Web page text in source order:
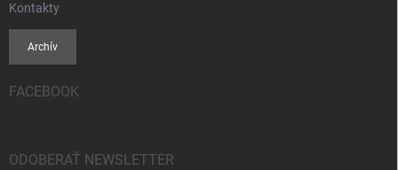
Kontakty
Archív
FACEBOOK
ODOBERAŤ NEWSLETTER